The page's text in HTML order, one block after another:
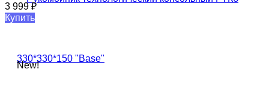
3 999₽
Купить
New!